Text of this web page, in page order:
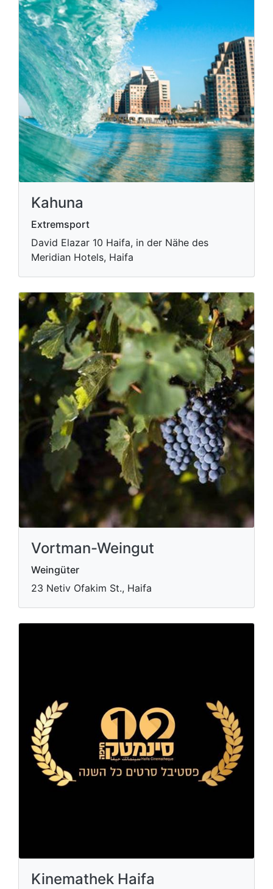
Kahuna
Extremsport
David Elazar 10 Haifa, in der Nähe des
Meridian Hotels, Haifa
Vortman-Weingut
Weingüter
23 Netiv Ofakim St., Haifa
Kinemathek Haifa